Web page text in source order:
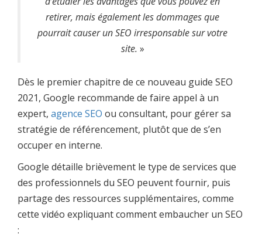
retirer, mais également les dommages que
pourrait causer un SEO irresponsable sur votre
site. »
Dès le premier chapitre de ce nouveau guide SEO
2021, Google recommande de faire appel à un
expert, agence SEO ou consultant, pour gérer sa
stratégie de référencement, plutôt que de s’en
occuper en interne.
Google détaille brièvement le type de services que
des professionnels du SEO peuvent fournir, puis
partage des ressources supplémentaires, comme
cette vidéo expliquant comment embaucher un SEO
: